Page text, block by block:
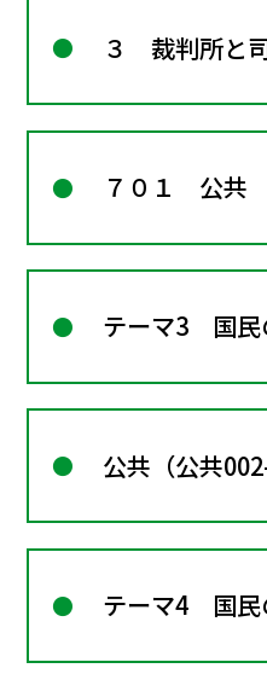
３ 裁判所と
７０１ 公共
テーマ3 国民
公共（公共
テーマ4 国民